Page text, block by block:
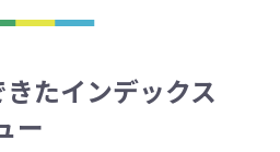
きたインデックス
ー